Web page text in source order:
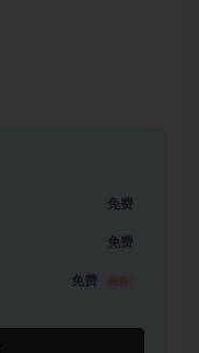
免费
免费
免费